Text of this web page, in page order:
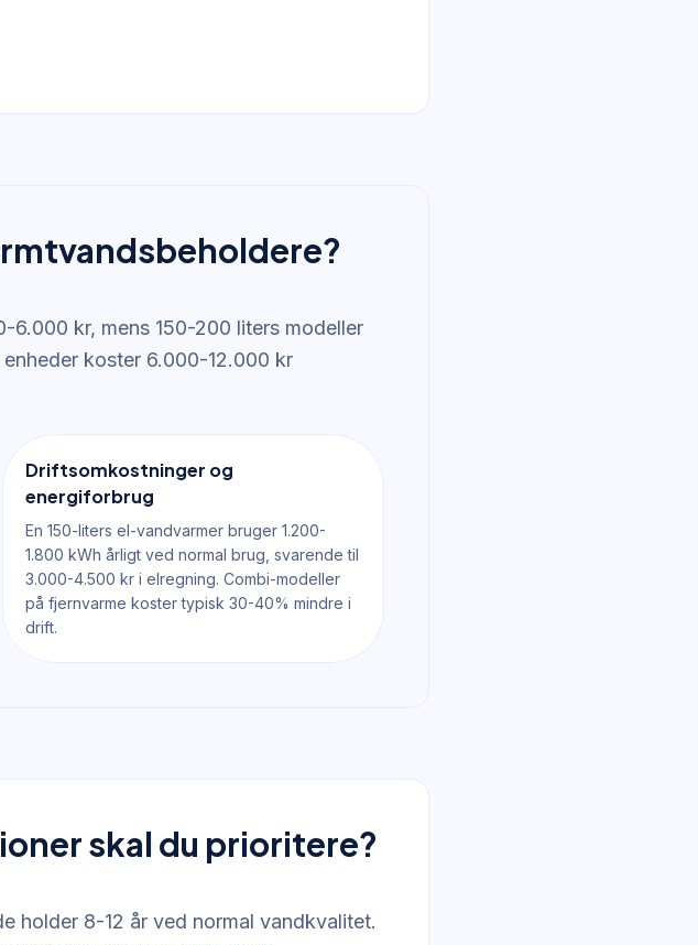
6.000 kr, mens 150-200 liters modeller
koster 6.000-12.000 kr
Driftsomkostninger og
energiforbrug
En 150-liters el-vandvarmer bruger 1.200-
1.800 kWh årligt ved normal brug, svarende til
3.000-4.500 kr i elregning. Combi-modeller
på fjernvarme koster typisk 30-40% mindre i
drift.
skal du prioritere?
holder 8-12 år ved normal vandkvalitet.